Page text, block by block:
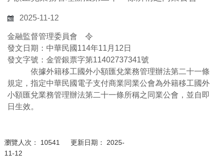
2025-11-12
金融監督管理委員會 令
發文日期：中華民國114年11月12日
發文字號：金管銀票字第11402737341號
依據外籍移工國外小額匯兌業務管理辦法第二十一條
規定，指定中華民國電子支付商業同業公會為外籍移工國外
小額匯兌業務管理辦法第二十一條所稱之同業公會，並自即
日生效。
瀏覽人次： 10541 更新日期： 2025-
11-12